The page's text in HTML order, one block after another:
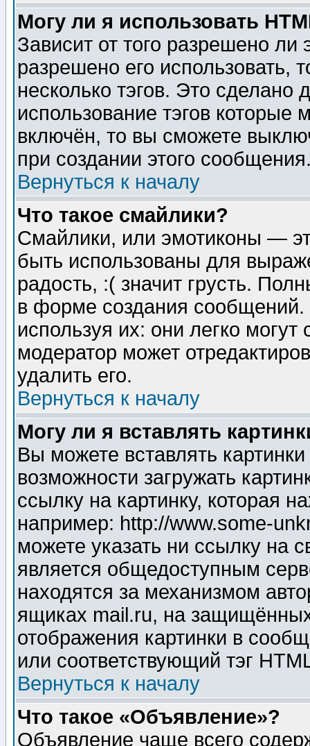
Могу ли я использовать
Зависит от того разрешено
разрешено его использовать,
несколько тэгов. Это сделано
использование тэгов
включён, то вы сможете
при создании этого
Вернуться к началу
Что такое смайлики?
Смайлики, или эмотиконы —
быть использованы для
радость, :( значит грусть.
в форме создания сообщений.
используя их: они легко
модератор может
удалить его.
Вернуться к началу
Могу ли я вставлять
Вы можете вставлять
возможности загружать
ссылку на картинку, которая
например: http://www.some-
можете указать ни ссылку на
является общедоступным
находятся за механизмом
ящиках mail.ru, на
отображения картинки в
или соответствующий тэг
Вернуться к началу
Что такое «Объявление»?
Объявление чаще всего